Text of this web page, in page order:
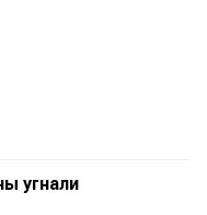
угнали